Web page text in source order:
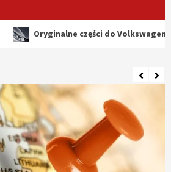
Oryginalne części do Volkswagena –